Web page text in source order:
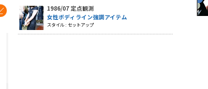
1986/07 定点観測
女性ボディライン強調アイテム
スタイル : セットアップ